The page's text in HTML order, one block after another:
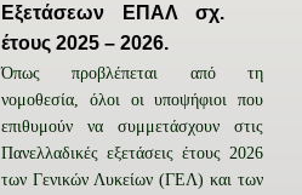
Εξετάσεων ΕΠΑΛ σχ.
έτους 2025 – 2026.
Όπως προβλέπεται από τη
νομοθεσία, όλοι οι υποψήφιοι που
επιθυμούν να συμμετάσχουν στις
Πανελλαδικές εξετάσεις έτους 2026
των Γενικών Λυκείων (ΓΕΛ) και των